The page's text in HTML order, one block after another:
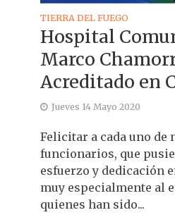
TIERRA DEL FUEGO
Hospital
Marco
Acreditado en
Jueves 14 Mayo 2020
Felicitar a cada uno de
funcionarios, que
esfuerzo y dedicación
muy especialmente al
quienes han sido...